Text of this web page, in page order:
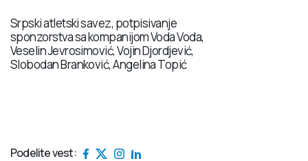
Srpski atletski savez, potpisivanje
sponzorstva sa kompanijom Voda Voda,
Veselin Jevrosimović, Vojin Djordjević,
Slobodan Branković, Angelina Topić
Podelite vest: